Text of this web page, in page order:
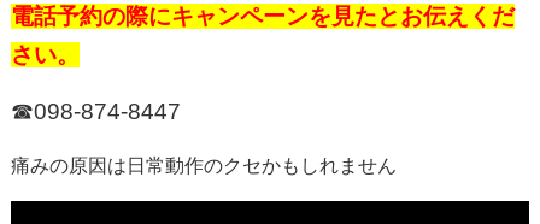
電話予約の際にキャンペーンを見たとお伝えくだ
さい。
☎098-874-8447
痛みの原因は日常動作のクセかもしれません